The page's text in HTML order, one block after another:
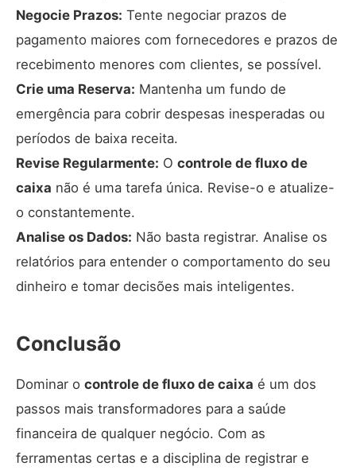
Negocie Prazos: Tente negociar prazos de
pagamento maiores com fornecedores e prazos de
recebimento menores com clientes, se possível.
Crie uma Reserva: Mantenha um fundo de
emergência para cobrir despesas inesperadas ou
períodos de baixa receita.
Revise Regularmente: O controle de fluxo de
caixa não é uma tarefa única. Revise-o e atualize-
o constantemente.
Analise os Dados: Não basta registrar. Analise os
relatórios para entender o comportamento do seu
dinheiro e tomar decisões mais inteligentes.
Conclusão
Dominar o controle de fluxo de caixa é um dos
passos mais transformadores para a saúde
financeira de qualquer negócio. Com as
ferramentas certas e a disciplina de registrar e